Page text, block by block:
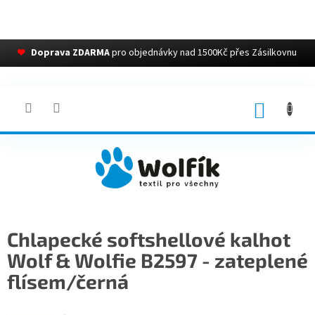
❤ Doprava ZDARMApro objednávky nad 1500Kč přes Zásilkovnu
Chlapecké softshellové kalhot
Wolf & Wolfie B2597 - zateplené
flísem/černá